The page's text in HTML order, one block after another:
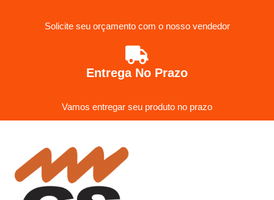
Solicite seu orçamento com o nosso vendedor
Entrega No Prazo
Vamos entregar seu produto no prazo